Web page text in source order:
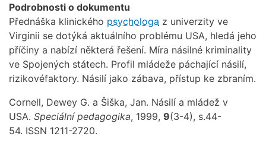
Podrobnosti o dokumentu
Přednáška klinického psychologa z univerzity ve
Virginii se dotýká aktuálního problému USA, hledá jeho
příčiny a nabízí některá řešení. Míra násilné kriminality
ve Spojených státech. Profil mládeže páchající násilí,
rizikovéfaktory. Násilí jako zábava, přístup ke zbraním.
Cornell, Dewey G. a Šiška, Jan. Násilí a mládež v
USA. Speciální pedagogika, 1999, 9(3-4), s.44-
54. ISSN 1211-2720.